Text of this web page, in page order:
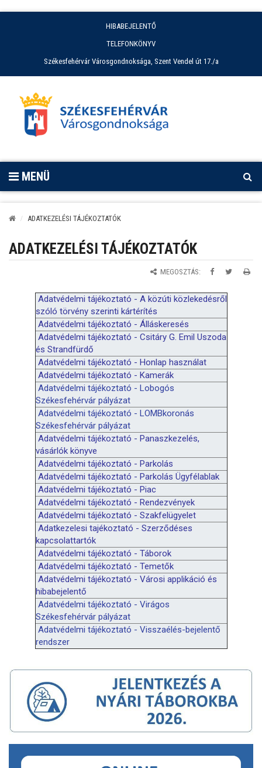
HIBABEJELENTŐ
TELEFONKÖNYV
Székesfehérvár Városgondnoksága, Szent Vendel út 17./a
MENÜ
ADATKEZELÉSI TÁJÉKOZTATÓK
ADATKEZELÉSI TÁJÉKOZTATÓK
MEGOSZTÁS:
Adatvédelmi tájékoztató - A közúti közlekedésről
szóló törvény szerinti kártérítés
Adatvédelmi tájékoztató - Álláskeresés
Adatvédelmi tájékoztató - Csitáry G. Emil Uszoda
és Strandfürdő
Adatvédelmi tájékoztató - Honlap használat
Adatvédelmi tájékoztató - Kamerák
Adatvédelmi tájékoztató - Lobogós
Székesfehérvár pályázat
Adatvédelmi tájékoztató - LOMBkoronás
Székesfehérvár pályázat
Adatvédelmi tájékoztató - Panaszkezelés,
vásárlók könyve
Adatvédelmi tájékoztató - Parkolás
Adatvédelmi tájékoztató - Parkolás Ügyfélablak
Adatvédelmi tájékoztató - Piac
Adatvédelmi tájékoztató - Rendezvények
Adatvédelmi tájékoztató - Szakfelügyelet
Adatkezelesi tajékoztató - Szerződéses
kapcsolattartók
Adatvédelmi tájékoztató - Táborok
Adatvédelmi tájékoztató - Temetők
Adatvédelmi tájékoztató - Városi applikáció és
hibabejelentő
Adatvédelmi tájékoztató - Virágos
Székesfehérvár pályázat
Adatvédelmi tájékoztató - Visszaélés-bejelentő
rendszer